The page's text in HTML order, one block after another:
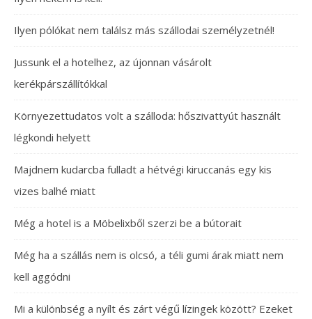
Ilyen pólókat nem találsz más szállodai személyzetnél!
Jussunk el a hotelhez, az újonnan vásárolt
kerékpárszállítókkal
Környezettudatos volt a szálloda: hőszivattyút használt
légkondi helyett
Majdnem kudarcba fulladt a hétvégi kiruccanás egy kis
vizes balhé miatt
Még a hotel is a Möbelixből szerzi be a bútorait
Még ha a szállás nem is olcsó, a téli gumi árak miatt nem
kell aggódni
Mi a különbség a nyílt és zárt végű lízingek között? Ezeket